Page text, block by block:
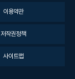
이용약관
저작권정책
사이트맵